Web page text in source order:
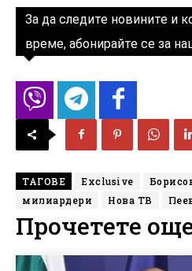
За да следите новините и
време, абонирайте се за
ТАГОВЕ Exclusive
милиардери
Нова ТВ
Прочетете